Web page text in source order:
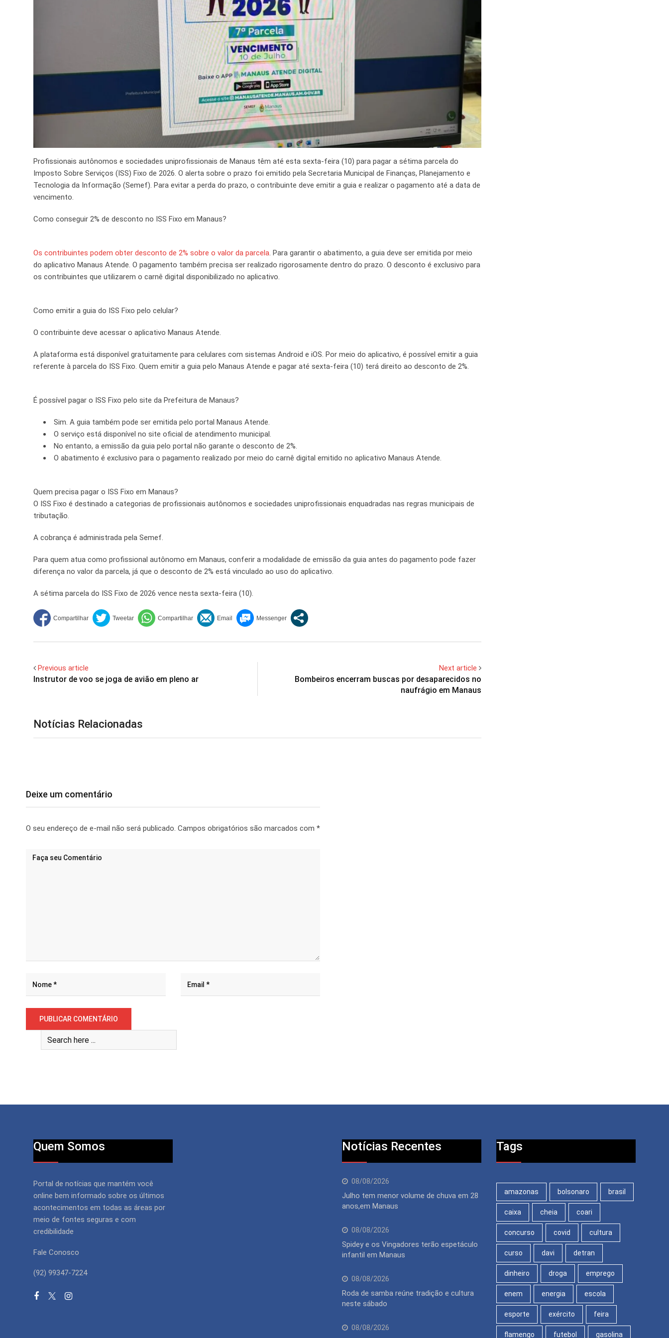
Profissionais autônomos e sociedades uniprofissionais de Manaus têm até esta sexta-feira (10) para pagar a sétima parcela do
Imposto Sobre Serviços (ISS) Fixo de 2026. O alerta sobre o prazo foi emitido pela Secretaria Municipal de Finanças, Planejamento e
Tecnologia da Informação (Semef). Para evitar a perda do prazo, o contribuinte deve emitir a guia e realizar o pagamento até a data de
vencimento.
Como conseguir 2% de desconto no ISS Fixo em Manaus?
Os contribuintes podem obter desconto de 2% sobre o valor da parcela. Para garantir o abatimento, a guia deve ser emitida por meio
do aplicativo Manaus Atende. O pagamento também precisa ser realizado rigorosamente dentro do prazo. O desconto é exclusivo para
os contribuintes que utilizarem o carnê digital disponibilizado no aplicativo.
Como emitir a guia do ISS Fixo pelo celular?
O contribuinte deve acessar o aplicativo Manaus Atende.
A plataforma está disponível gratuitamente para celulares com sistemas Android e iOS. Por meio do aplicativo, é possível emitir a guia
referente à parcela do ISS Fixo. Quem emitir a guia pelo Manaus Atende e pagar até sexta-feira (10) terá direito ao desconto de 2%.
É possível pagar o ISS Fixo pelo site da Prefeitura de Manaus?
Sim. A guia também pode ser emitida pelo portal Manaus Atende.
O serviço está disponível no site oficial de atendimento municipal.
No entanto, a emissão da guia pelo portal não garante o desconto de 2%.
O abatimento é exclusivo para o pagamento realizado por meio do carnê digital emitido no aplicativo Manaus Atende.
Quem precisa pagar o ISS Fixo em Manaus?
O ISS Fixo é destinado a categorias de profissionais autônomos e sociedades uniprofissionais enquadradas nas regras municipais de
tributação.
A cobrança é administrada pela Semef.
Para quem atua como profissional autônomo em Manaus, conferir a modalidade de emissão da guia antes do pagamento pode fazer
diferença no valor da parcela, já que o desconto de 2% está vinculado ao uso do aplicativo.
A sétima parcela do ISS Fixo de 2026 vence nesta sexta-feira (10).
Previous article
Instrutor de voo se joga de avião em pleno ar
Next article
Bombeiros encerram buscas por desaparecidos no
naufrágio em Manaus
Notícias Relacionadas
Deixe um comentário
O seu endereço de e-mail não será publicado. Campos obrigatórios são marcados com *
Quem Somos
Portal de notícias que mantém você
online bem informado sobre os últimos
acontecimentos em todas as áreas por
meio de fontes seguras e com
credibilidade
Fale Conosco
(92) 99347-7224
Notícias Recentes
08/08/2026
Julho tem menor volume de chuva em 28
anos,em Manaus
08/08/2026
Spidey e os Vingadores terão espetáculo
infantil em Manaus
08/08/2026
Roda de samba reúne tradição e cultura
neste sábado
08/08/2026
Tags
amazonas bolsonaro brasil
caixa cheia coari
concurso covid cultura
curso davi detran
dinheiro droga emprego
enem energia escola
esporte exército feira
flamengo futebol gasolina